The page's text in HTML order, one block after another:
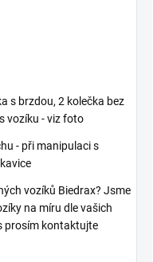
s brzdou, 2 kolečka bez
vozíku - viz foto
- při manipulaci s
vozíků Biedrax? Jsme
na míru dle vašich
prosím kontaktujte